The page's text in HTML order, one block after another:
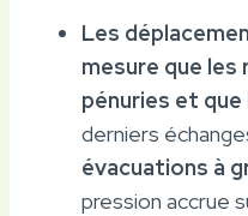
Les
mesure que
pénuries et
derniers
évacuations à
pression accrue